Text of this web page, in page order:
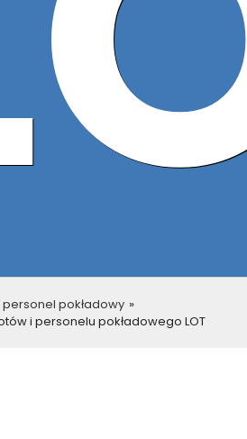
personel pokładowy »
i personelu pokładowego LOT